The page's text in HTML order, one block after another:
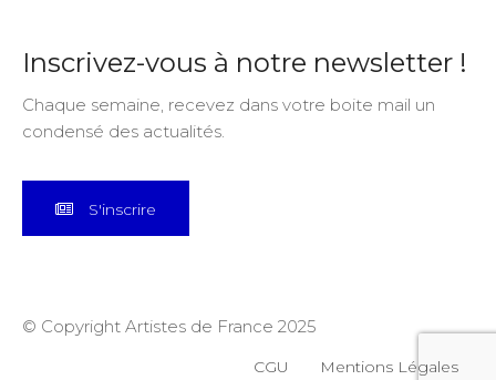
Inscrivez-vous à notre newsletter !
Chaque semaine, recevez dans votre boite mail un
condensé des actualités.
S'inscrire
© Copyright Artistes de France 2025
CGU Mentions Légales